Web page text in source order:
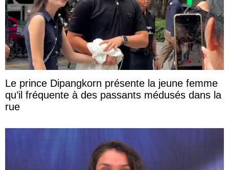
Le prince Dipangkorn présente la jeune femme
qu’il fréquente à des passants médusés dans la
rue